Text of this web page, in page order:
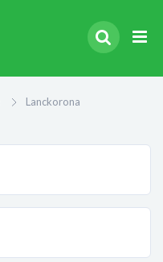
Lanckorona